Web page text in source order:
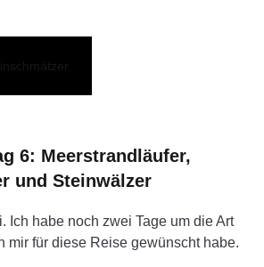
6: Meerstrandläufer,
und Steinwälzer
Ich habe noch zwei Tage um die Art
mir für diese Reise gewünscht habe.